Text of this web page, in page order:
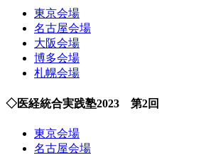
東京会場
名古屋会場
大阪会場
博多会場
札幌会場
◇医経統合実践塾2023 第2回
東京会場
名古屋会場